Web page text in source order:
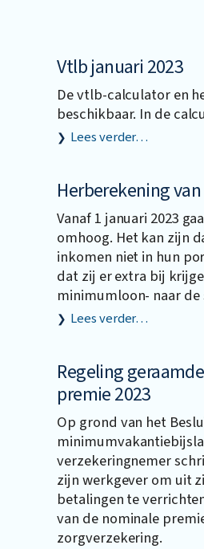
Vtlb januari 2023
De vtlb-calculator en
beschikbaar. In de
Lees verder…
Herberekening
Vanaf 1 januari 2023
omhoog. Het kan zijn
inkomen niet in hun
dat zij er extra bij
minimumloon- naar de
Lees verder…
Regeling
premie 2023
Op grond van het
verzekeringnemer
zijn werkgever om uit
betalingen te
van de nominale
zorgverzekering.